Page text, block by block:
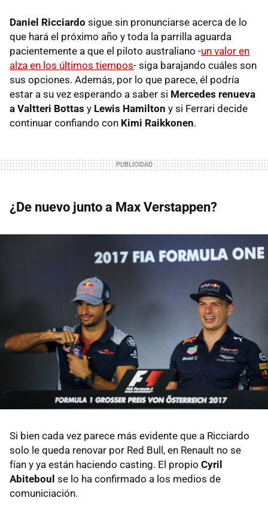
Daniel Ricciardo sigue sin pronunciarse acerca de lo
que hará el próximo año y toda la parrilla aguarda
pacientemente a que el piloto australiano -un valor en
alza en los últimos tiempos- siga barajando cuáles son
sus opciones. Además, por lo que parece, él podría
estar a su vez esperando a saber si Mercedes renueva
a Valtteri Bottas y Lewis Hamilton y si Ferrari decide
continuar confiando con Kimi Raikkonen.
¿De nuevo junto a Max Verstappen?
Si bien cada vez parece más evidente que a Ricciardo
solo le queda renovar por Red Bull, en Renault no se
fían y ya están haciendo casting. El propio Cyril
Abiteboul se lo ha confirmado a los medios de
comuniciación.